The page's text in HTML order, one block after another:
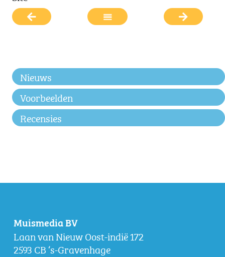
Nieuws
Voorbeelden
Recensies
Muismedia BV
Laan van Nieuw Oost-indië 172
2593 CB ‘s-Gravenhage